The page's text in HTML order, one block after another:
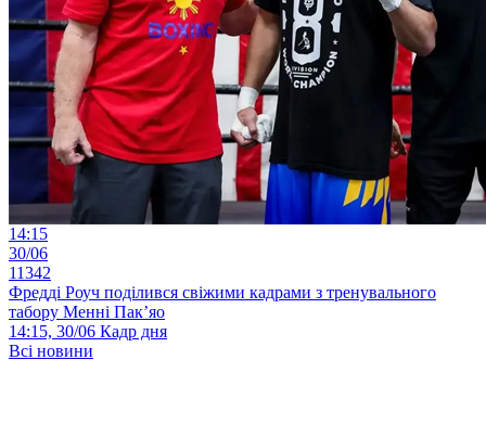
14:15
30/06
11342
Фредді Роуч поділився свіжими кадрами з тренувального
табору Менні Пак’яо
14:15, 30/06 Кадр дня
Всі новини